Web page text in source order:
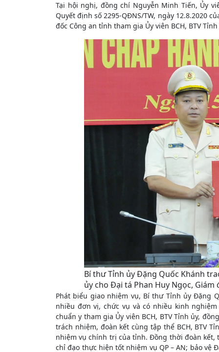
Tại hội nghị, đồng chí Nguyễn Minh Tiến, Ủy
Quyết định số 2295-QĐNS/TW, ngày 12.8.2020
đốc Công an tỉnh tham gia Ủy viên BCH, BTV
Bí thư Tỉnh ủy Đặng Quốc Khánh
ủy cho Đại tá Phan Huy Ngọc, Giám
Phát biểu giao nhiệm vụ, Bí thư Tỉnh ủy Đặng
nhiều đơn vị, chức vụ và có nhiều kinh
chuẩn y tham gia Ủy viên BCH, BTV Tỉnh ủy,
trách nhiệm, đoàn kết cùng tập thể BCH, BTV
nhiệm vụ chính trị của tỉnh. Đồng thời đoàn kết,
chỉ đạo thực hiện tốt nhiệm vụ QP – AN; bảo